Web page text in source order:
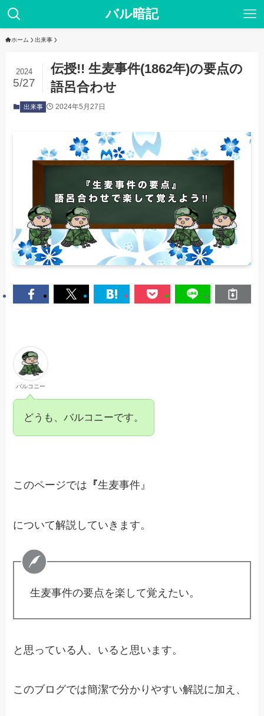
バル暗記
ホーム 出来事
伝授!! 生麦事件(1862年)の要点の
語呂合わせ
2024
5/27
出来事 2024年5月27日
バルコニー
どうも、バルコニーです。
このページでは 『生麦事件』
について解説していきます。
生麦事件の要点を楽して覚えたい。
と思っている人、いると思います。
このブログでは簡潔で分かりやすい解説に加え、